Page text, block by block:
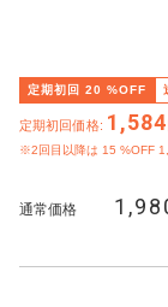
定期初回 20 %OFF
定期初回価格: 1,584
※2回目以降は 15 %OFF
通常価格